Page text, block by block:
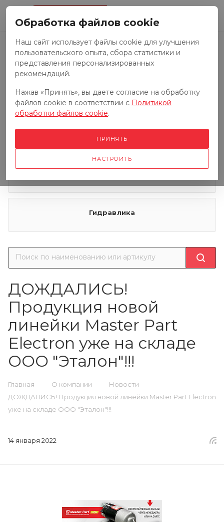
Запчасти к тракторам
Запчасти к грузовым автомобилям
Гидравлика
ДОЖДАЛИСЬ!
Продукция новой
линейки Master Part
Electron уже на складе
ООО "Эталон"!!!
Главная — О компании — Новости —
ДОЖДАЛИСЬ! Продукция новой линейки Master Part Electron
уже на складе ООО "Эталон"!!!
14 января 2022
Обработка файлов cookie
Наш сайт использует файлы cookie для улучшения
пользовательского опыта, сбора статистики и
представления персонализированных
рекомендаций.
Нажав «Принять», вы даете согласие на обработку
файлов cookie в соответствии с Политикой
обработки файлов cookie.
НАСТРОИТЬ
ПРИНЯТЬ